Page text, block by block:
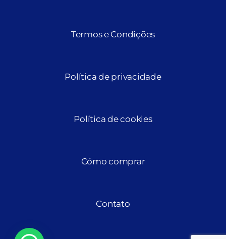
Termos e Condições
Política de privacidade
Política de cookies
Cómo comprar
Contato